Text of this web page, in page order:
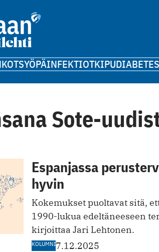
SYÖPÄINFEKTIOTKIPUDIABETES
Sote-
Espanjassa
hyvin
Kokemukset puoltavat sitä,
1990-lukua edeltäneeseen
kirjoittaa Jari Lehtonen.
KOLUMNI7.12.2025